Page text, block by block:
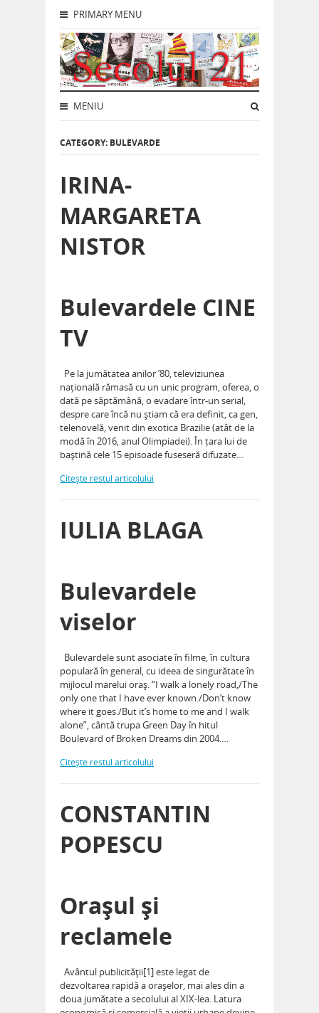
PRIMARY MENU
MENIU
CATEGORY: BULEVARDE
IRINA-
MARGARETA
NISTOR
Bulevardele CINE
TV
Pe la jumătatea anilor ’80, televiziunea
națională rămasă cu un unic program, oferea, o
dată pe săptămână, o evadare într-un serial,
despre care încă nu știam că era definit, ca gen,
telenovelă, venit din exotica Brazilie (atât de la
modă în 2016, anul Olimpiadei). În țara lui de
baștină cele 15 episoade fuseseră difuzate…
Citeşte restul articolului
IULIA BLAGA
Bulevardele
viselor
Bulevardele sunt asociate în filme, în cultura
populară în general, cu ideea de singurătate în
mijlocul marelui oraş. “I walk a lonely road,/The
only one that I have ever known./Don’t know
where it goes./But it’s home to me and I walk
alone”, cântă trupa Green Day în hitul
Boulevard of Broken Dreams din 2004.…
Citeşte restul articolului
CONSTANTIN
POPESCU
Oraşul şi
reclamele
Avântul publicităţii[1] este legat de
dezvoltarea rapidă a oraşelor, mai ales din a
doua jumătate a secolului al XIX-lea. Latura